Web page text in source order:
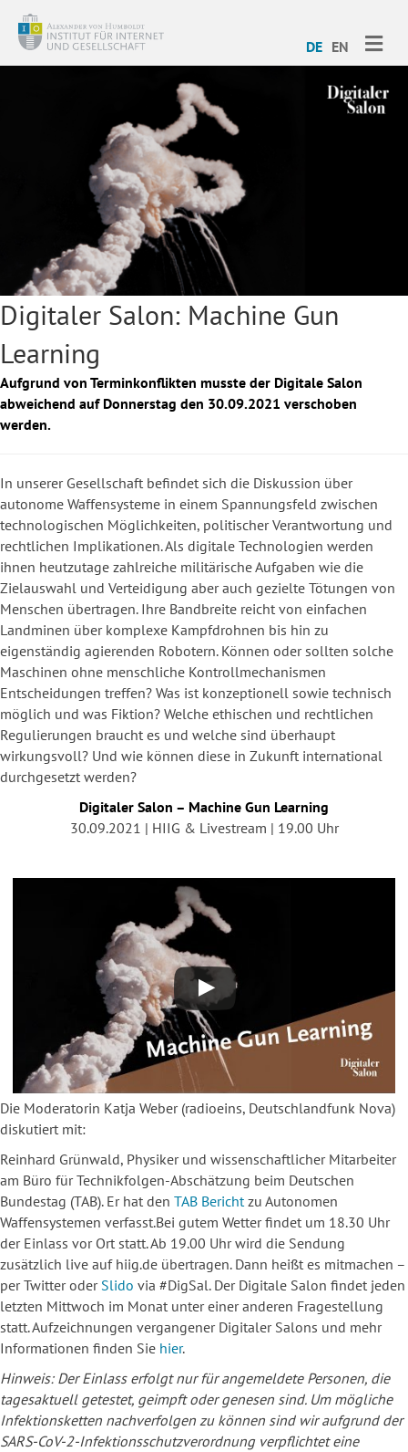
DE EN
Digitaler Salon: Machine Gun
Learning
Aufgrund von Terminkonflikten musste der Digitale Salon
abweichend auf Donnerstag den 30.09.2021 verschoben
werden.
In unserer Gesellschaft befindet sich die Diskussion über
autonome Waffensysteme in einem Spannungsfeld zwischen
technologischen Möglichkeiten, politischer Verantwortung und
rechtlichen Implikationen. Als digitale Technologien werden
ihnen heutzutage zahlreiche militärische Aufgaben wie die
Zielauswahl und Verteidigung aber auch gezielte Tötungen von
Menschen übertragen. Ihre Bandbreite reicht von einfachen
Landminen über komplexe Kampfdrohnen bis hin zu
eigenständig agierenden Robotern. Können oder sollten solche
Maschinen ohne menschliche Kontrollmechanismen
Entscheidungen treffen? Was ist konzeptionell sowie technisch
möglich und was Fiktion? Welche ethischen und rechtlichen
Regulierungen braucht es und welche sind überhaupt
wirkungsvoll? Und wie können diese in Zukunft international
durchgesetzt werden?
Digitaler Salon – Machine Gun Learning
30.09.2021 | HIIG & Livestream | 19.00 Uhr
Die Moderatorin Katja Weber (radioeins, Deutschlandfunk Nova)
diskutiert mit:
Reinhard Grünwald, Physiker und wissenschaftlicher Mitarbeiter
am Büro für Technikfolgen-Abschätzung beim Deutschen
Bundestag (TAB). Er hat den TAB Berichtzu Autonomen
Waffensystemen verfasst.Bei gutem Wetter findet um 18.30 Uhr
der Einlass vor Ort statt. Ab 19.00 Uhr wird die Sendung
zusätzlich live auf hiig.de übertragen. Dann heißt es mitmachen –
per Twitter oder Slido via #DigSal. Der Digitale Salon findet jeden
letzten Mittwoch im Monat unter einer anderen Fragestellung
statt. Aufzeichnungen vergangener Digitaler Salons und mehr
Informationen finden Sie hier.
Hinweis: Der Einlass erfolgt nur für angemeldete Personen, die
tagesaktuell getestet, geimpft oder genesen sind. Um mögliche
Infektionsketten nachverfolgen zu können sind wir aufgrund der
SARS-CoV-2-Infektionsschutzverordnung verpflichtet eine